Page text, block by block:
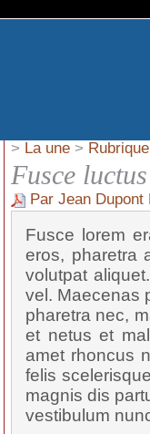
> La une >
Fusce
Par Jean Dupont
Fusce lorem
eros, pharetra
volutpat
vel. Maecenas
pharetra nec,
et netus et
amet rhoncus
felis
magnis dis
vestibulum